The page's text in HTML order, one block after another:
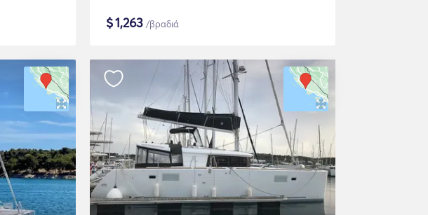
$1,263 /βραδιά